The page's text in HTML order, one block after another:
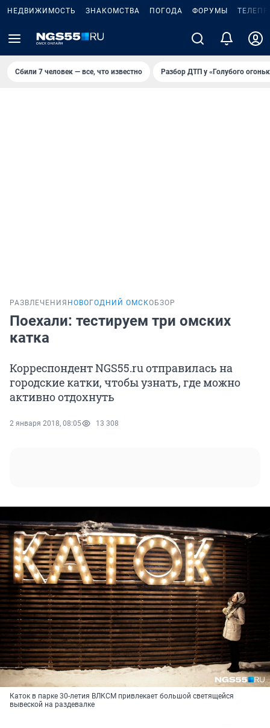
НЕДВИЖИМОСТЬ ЗНАКОМСТВА ПОГОДА ФОРУМЫ
Сбили 7 человек — все, что известно Разбор ДТП у «Голубого
РАЗВЛЕЧЕНИЯ НОВОГОДНИЙ ОМСКОБЗОР
Поехали: тестируем три омских
катка
Корреспондент NGS55.ru отправилась на
городские катки, чтобы узнать, где можно
активно отдохнуть
2 января 2018, 08:05 13 308
Каток в парке 30-летия ВЛКСМ привлекает большой светящейся
вывеской на раздевалке